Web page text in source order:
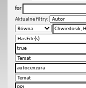
for
Aktualne filtry: